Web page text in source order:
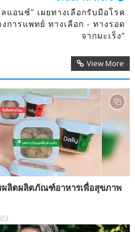
แอนซ์” เผยทางเลือกรับมือโรค
การแพทย์ ทางเลือก - ทางรอด
จากมะเร็ง”
View More
ผลิตผลิตภัณฑ์อาหารเพื่อสุขภาพ